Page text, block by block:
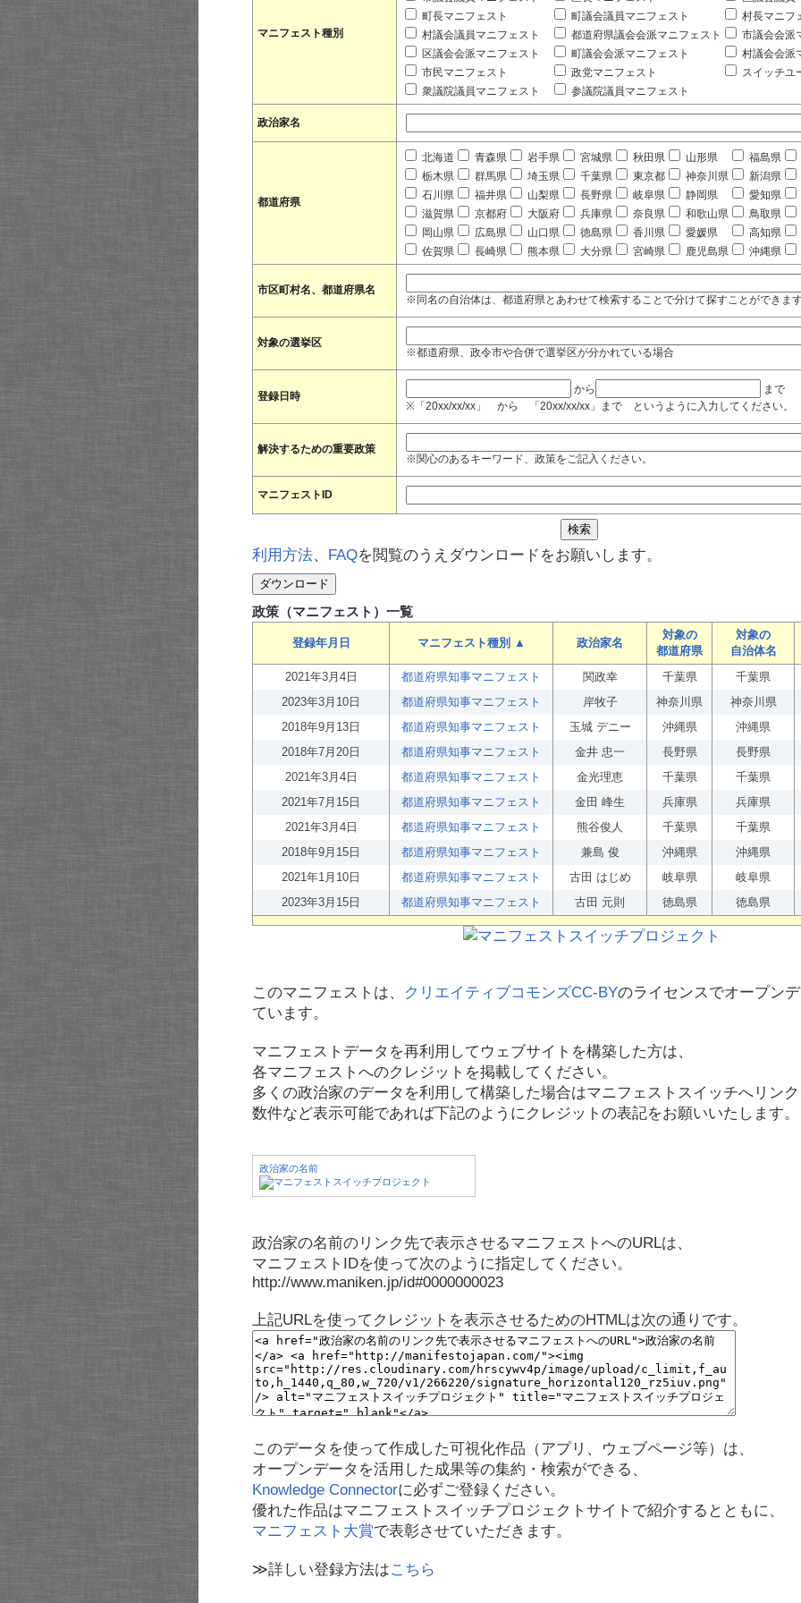
マニフェスト種別
町長マニフェスト
町議会議員マニフェスト
村長マニフ
村議会議員マニフェスト
都道府県議会会派マニフェスト
市議会会派
区議会会派マニフェスト
町議会会派マニフェスト
村議会会派
市民マニフェスト
政党マニフェスト
スイッチユ
衆議院議員マニフェスト
参議院議員マニフェスト
政治家名
都道府県
北海道 青森県 岩手県 宮城県 秋田県 山形県 福島県
栃木県
群馬県 埼玉県 千葉県 東京都 神奈川県 新潟県
石川県
福井県 山梨県 長野県 岐阜県 静岡県 愛知県
滋賀県
京都府 大阪府 兵庫県 奈良県 和歌山県 鳥取県
岡山県
広島県 山口県 徳島県 香川県 愛媛県 高知県
佐賀県
長崎県 熊本県 大分県 宮崎県 鹿児島県 沖縄県
市区町村名、都道府県名
※同名の自治体は、都道府県とあわせて検索することで分けて探すことができま
対象の選挙区
※都道府県、政令市や合併で選挙区が分かれている場合
登録日時
から
まで
※「20xx/xx/xx」 から 「20xx/xx/xx」まで というように入力してください。
解決するための重要政策
※関心のあるキーワード、政策をご記入ください。
マニフェストID
利用方法、 FAQを閲覧のうえダウンロードをお願いします。
政策（マニフェスト）一覧
登録年月日 マニフェスト種別 ▲ 政治家名
対象の
都道府県
対象の
自治体名
2021年3月4日
都道府県知事マニフェスト 関政幸 千葉県
千葉県
2023年3月10日
都道府県知事マニフェスト 岸牧子 神奈川県
神奈川県
2018年9月13日
都道府県知事マニフェスト 玉城 デニー 沖縄県
沖縄県
2018年7月20日
都道府県知事マニフェスト 金井 忠一 長野県
長野県
2021年3月4日
都道府県知事マニフェスト 金光理恵 千葉県
千葉県
2021年7月15日
都道府県知事マニフェスト 金田 峰生 兵庫県
兵庫県
2021年3月4日
都道府県知事マニフェスト 熊谷俊人 千葉県
千葉県
2018年9月15日
都道府県知事マニフェスト 兼島 俊 沖縄県
沖縄県
2021年1月10日
都道府県知事マニフェスト 古田 はじめ 岐阜県
岐阜県
2023年3月15日
都道府県知事マニフェスト 古田 元則 徳島県 徳島県
このマニフェストは、 クリエイティブコモンズCC-BYのライセンスでオープン
ています。
マニフェストデータを再利用してウェブサイトを構築した方は、
各マニフェストへのクレジットを掲載してください。
多くの政治家のデータを利用して構築した場合はマニフェストスイッチへリン
数件など表示可能であれば下記のようにクレジットの表記をお願いいたします。
政治家の名前
政治家の名前のリンク先で表示させるマニフェストへのURLは、
マニフェストIDを使って次のように指定してください。
http://www.maniken.jp/id#0000000023
上記URLを使ってクレジットを表示させるためのHTMLは次の通りです。
このデータを使って作成した可視化作品（アプリ、ウェブページ等）は、
オープンデータを活用した成果等の集約・検索ができる、
Knowledge Connectorに必ずご登録ください。
優れた作品はマニフェストスイッチプロジェクトサイトで紹介するとともに、
マニフェスト大賞で表彰させていただきます。
≫詳しい登録方法はこちら